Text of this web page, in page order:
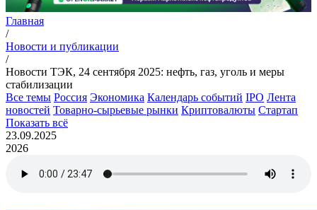
Главная
/
Новости и публикации
/
Новости ТЭК, 24 сентября 2025: нефть, газ, уголь и меры
стабилизации
Все темы Россия Экономика Календарь событий IPO Лента
новостей Товарно-сырьевые рынки Криптовалюты Стартап
Показать всё
23.09.2025
2026